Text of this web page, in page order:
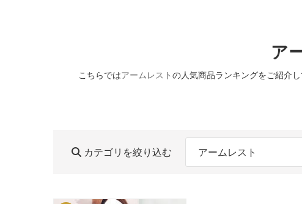
ア
こちらではアームレストの人気商品ランキングをご紹介
カテゴリを絞り込む アームレスト